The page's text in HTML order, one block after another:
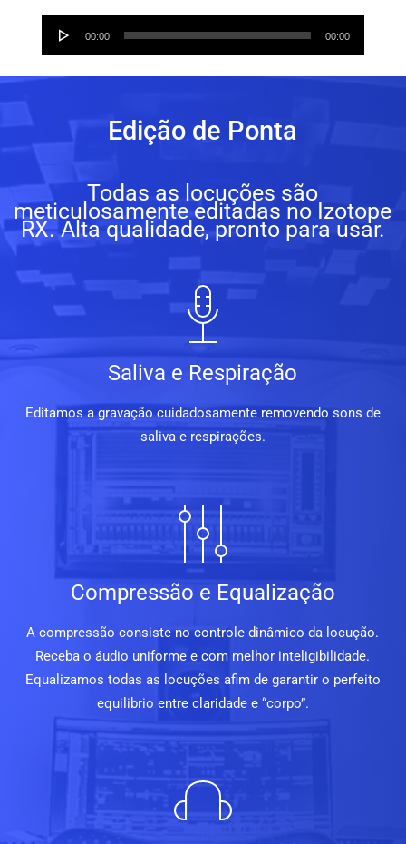
Audio
00:00 00:00
Edição de Ponta
Todas as locuções são
meticulosamente editadas no Izotope
RX. Alta qualidade, pronto para usar.
Saliva e Respiração
Editamos a gravação cuidadosamente removendo sons de
saliva e respirações.
Compressão e Equalização
A compressão consiste no controle dinâmico da locução.
Receba o áudio uniforme e com melhor inteligibilidade.
Equalizamos todas as locuções afim de garantir o perfeito
equilibrio entre claridade e “corpo”.